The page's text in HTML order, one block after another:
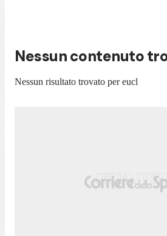
Nessun contenuto
Nessun risultato trovato pereucl